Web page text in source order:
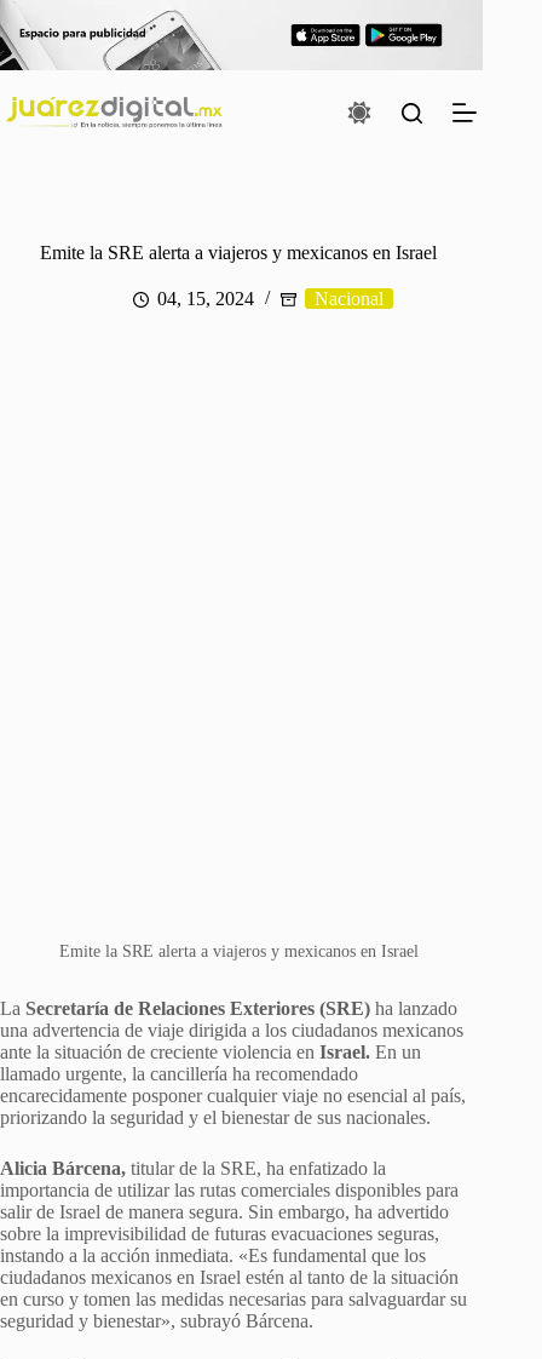
Saltar
al
contenido
Emite la SRE alerta a viajeros y mexicanos en Israel
04, 15, 2024 Nacional
Emite la SRE alerta a viajeros y mexicanos en Israel
La Secretaría de Relaciones Exteriores (SRE) ha lanzado
una advertencia de viaje dirigida a los ciudadanos mexicanos
ante la situación de creciente violencia en Israel. En un
llamado urgente, la cancillería ha recomendado
encarecidamente posponer cualquier viaje no esencial al país,
priorizando la seguridad y el bienestar de sus nacionales.
Alicia Bárcena, titular de la SRE, ha enfatizado la
importancia de utilizar las rutas comerciales disponibles para
salir de Israel de manera segura. Sin embargo, ha advertido
sobre la imprevisibilidad de futuras evacuaciones seguras,
instando a la acción inmediata. «Es fundamental que los
ciudadanos mexicanos en Israel estén al tanto de la situación
en curso y tomen las medidas necesarias para salvaguardar su
seguridad y bienestar», subrayó Bárcena.